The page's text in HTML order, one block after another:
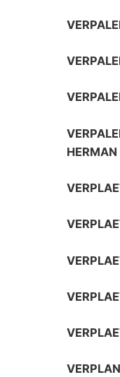
HERMAN